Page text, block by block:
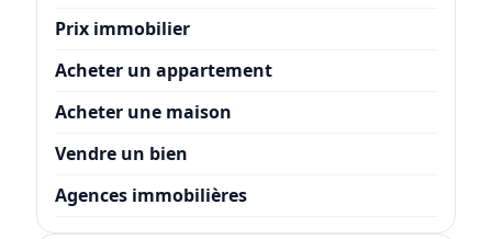
Prix immobilier
Acheter un appartement
Acheter une maison
Vendre un bien
Agences immobilières